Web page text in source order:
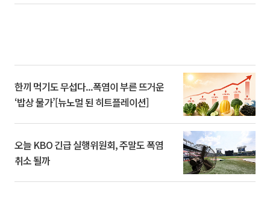
한끼 먹기도 무섭다...폭염이 부른 뜨거운
‘밥상 물가’[뉴노멀 된 히트플레이션]
오늘 KBO 긴급 실행위원회, 주말도 폭염
취소 될까